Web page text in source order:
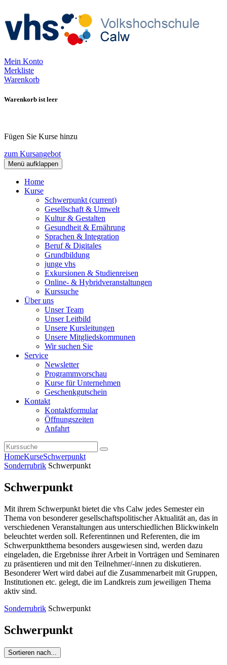
Mein Konto
Merkliste
Warenkorb
Warenkorb ist leer
Fügen Sie Kurse hinzu
zum Kursangebot
Menü aufklappen
Home
Kurse
Schwerpunkt (current)
Gesellschaft & Umwelt
Kultur & Gestalten
Gesundheit & Ernährung
Sprachen & Integration
Beruf & Digitales
Grundbildung
junge vhs
Exkursionen & Studienreisen
Online- & Hybridveranstaltungen
Kurssuche
Über uns
Unser Team
Unser Leitbild
Unsere Kursleitungen
Unsere Mitgliedskommunen
Wir suchen Sie
Service
Newsletter
Programmvorschau
Kurse für Unternehmen
Geschenkgutschein
Kontakt
Kontaktformular
Öffnungszeiten
Anfahrt
HomeKurseSchwerpunkt
Sonderrubrik Schwerpunkt
Schwerpunkt
Mit ihrem Schwerpunkt bietet die vhs Calw jedes Semester ein
Thema von besonderer gesellschaftspolitischer Aktualität an, das in
verschiedenen Veranstaltungen aus unterschiedlichen Blickwinkeln
beleuchtet werden soll. Referentinnen und Referenten, die im
Schwerpunktthema besonders ausgewiesen sind, werden dazu
eingeladen, die Ergebnisse ihrer Arbeit in Vorträgen und Seminaren
zu präsentieren und mit den Teilnehmer/-innen zu diskutieren.
Besonderer Wert wird dabei auf die Zusammenarbeit mit Gruppen,
Institutionen etc. gelegt, die im Landkreis zum jeweiligen Thema
aktiv sind.
Sonderrubrik Schwerpunkt
Schwerpunkt
Sortieren nach...